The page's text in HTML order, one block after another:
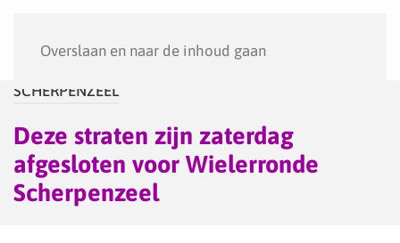
Overslaan en naar de inhoud gaan
SCHERPENZEEL
Deze straten zijn zaterdag
afgesloten voor Wielerronde
Scherpenzeel